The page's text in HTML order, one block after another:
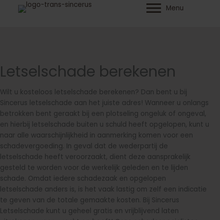
Menu
Letselschade berekenen
Wilt u kosteloos letselschade berekenen? Dan bent u bij
Sincerus letselschade aan het juiste adres! Wanneer u onlangs
betrokken bent geraakt bij een plotseling ongeluk of ongeval,
en hierbij letselschade buiten u schuld heeft opgelopen, kunt u
naar alle waarschijnlijkheid in aanmerking komen voor een
schadevergoeding. In geval dat de wederpartij de
letselschade heeft veroorzaakt, dient deze aansprakelijk
gesteld te worden voor de werkelijk geleden en te lijden
schade. Omdat iedere schadezaak en opgelopen
letselschade anders is, is het vaak lastig om zelf een indicatie
te geven van de totale gemaakte kosten. Bij Sincerus
Letselschade kunt u geheel gratis en vrijblijvend laten